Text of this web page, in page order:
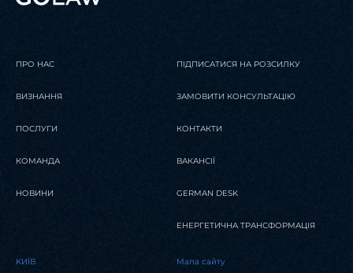
ПРО НАС
ВИЗНАННЯ
ПОСЛУГИ
КОМАНДА
НОВИНИ
ПІДПИСАТИСЯ НА РОЗСИЛКУ
ЗАМОВИТИ КОНСУЛЬТАЦІЮ
КОНТАКТИ
ВАКАНСІЇ
GERMAN DESK
ЕНЕРГЕТИЧНА ТРАНСФОРМАЦІЯ
KИЇВ Мапа сайту